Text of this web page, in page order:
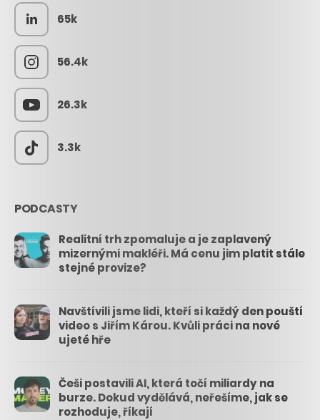
65k
56.4k
26.3k
3.3k
PODCASTY
Realitní trh zpomaluje a je zaplavený
mizernými makléři. Má cenu jim platit stále
stejné provize?
Navštívili jsme lidi, kteří si každý den pouští
video s Jiřím Károu. Kvůli práci na nové
ujeté hře
Češi postavili AI, která točí miliardy na
burze. Dokud vydělává, neřešíme, jak se
rozhoduje, říkají